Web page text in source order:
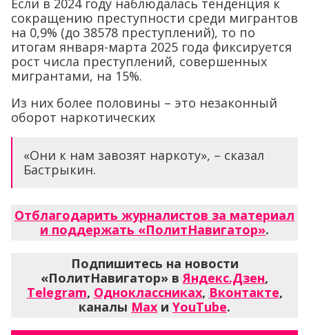
Если в 2024 году наблюдалась тенденция к
сокращению преступности среди мигрантов
на 0,9% (до 38578 преступлений), то по
итогам января-марта 2025 года фиксируется
рост числа преступлений, совершенных
мигрантами, на 15%.
Из них более половины – это незаконный
оборот наркотических
«Они к нам завозят наркоту», – сказал
Бастрыкин.
Отблагодарить журналистов за материал
и поддержать «ПолитНавигатор».
Подпишитесь на новости
«ПолитНавигатор» вЯндекс.Дзен,
Telegram, Одноклассниках, Вконтакте,
каналы Max и YouTube.